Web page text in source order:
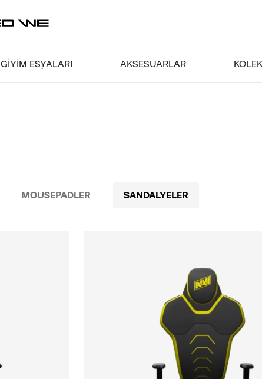
GİYİM EŞYALARI AKSESUARLAR
MOUSEPADLER SANDALYELER